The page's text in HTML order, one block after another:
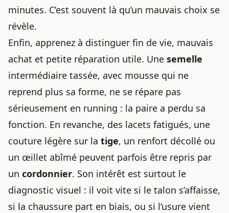
minutes. C’est souvent là qu’un mauvais choix se
révèle.
Enfin, apprenez à distinguer fin de vie, mauvais
achat et petite réparation utile. Une semelle
intermédiaire tassée, avec mousse qui ne
reprend plus sa forme, ne se répare pas
sérieusement en running : la paire a perdu sa
fonction. En revanche, des lacets fatigués, une
couture légère sur la tige, un renfort décollé ou
un œillet abîmé peuvent parfois être repris par
un cordonnier. Son intérêt est surtout le
diagnostic visuel : il voit vite si le talon s’affaisse,
si la chaussure part en biais, ou si l’usure vient